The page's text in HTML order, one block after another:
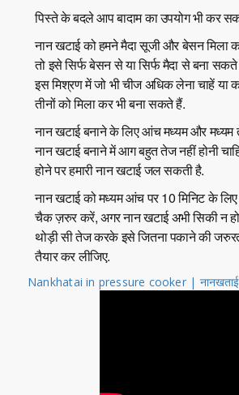
पिस्ते के बदले आप बादाम का उपयोग भी कर
नान खटाई को हमने मैदा सूजी और बेसन मिला
तो इसे सिर्फ बेसन से या सिर्फ मैदा से बना
इस मिश्रण में जो भी चीज अधिक लेना चाहें या
तीनों को मिला कर भी बना सकते हैं.
नान खटाई बनाने के लिए आंच मध्यम और मध्यम
नान खटाई बनाने में आग बहुत तेज नहीं होनी
होने पर हमारी नान खटाई जल सकती है.
नान खटाई को मध्यम आंच पर 10 मिनिट के
चैक ज़रुर करें, अगर नान खटाई अभी सिकी न
थोड़ी सी तेज करके इसे जितना पकाने की
तैयार कर लीजिए.
Nankhatai in pressure cooker |